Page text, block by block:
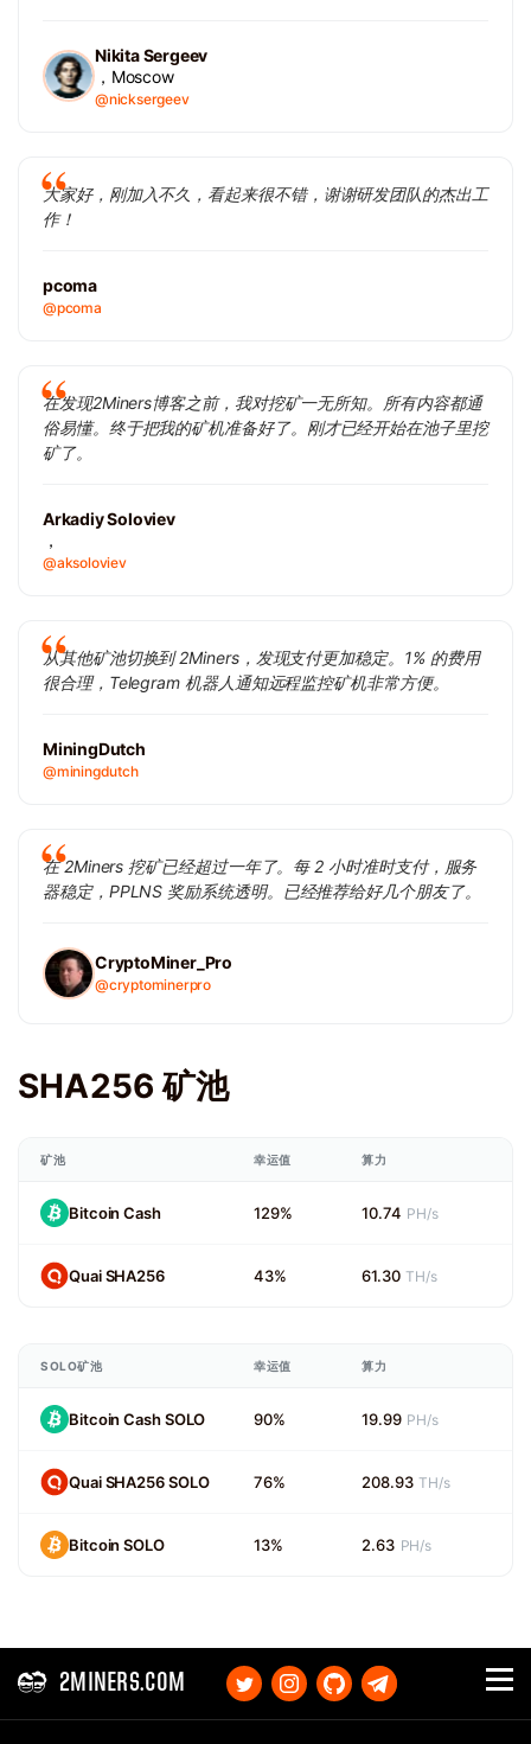
Nikita Sergeev
，Moscow
@nicksergeev
大家好，刚加入不久，看起来很不错，谢谢研发团队的杰出工
作！
pcoma
@pcoma
在发现2Miners博客之前，我对挖矿一无所知。所有内容都通
俗易懂。终于把我的矿机准备好了。刚才已经开始在池子里挖
矿了。
Arkadiy Soloviev
，
@aksoloviev
从其他矿池切换到 2Miners，发现支付更加稳定。1% 的费用
很合理，Telegram 机器人通知远程监控矿机非常方便。
MiningDutch
@miningdutch
在 2Miners 挖矿已经超过一年了。每 2 小时准时支付，服务
器稳定，PPLNS 奖励系统透明。已经推荐给好几个朋友了。
CryptoMiner_Pro
@cryptominerpro
SHA256 矿池
矿池 幸运值 算力
Bitcoin Cash 129% 10.74 PH/s
Quai SHA256 43% 61.30 TH/s
SOLO矿池 幸运值 算力
Bitcoin Cash SOLO 90% 19.99 PH/s
Quai SHA256 SOLO 76% 208.93 TH/s
Bitcoin SOLO 13% 2.63 PH/s
2MINERS.COM